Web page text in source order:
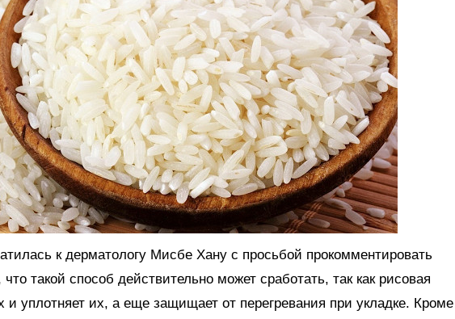
к дерматологу Мисбе Хану с просьбой прокомментировать
такой способ действительно может сработать, так как рисовая
и уплотняет их, а еще защищает от перегревания при укладке. Кроме